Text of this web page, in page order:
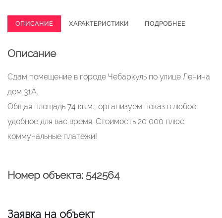
ОПИСАНИЕ ХАРАКТЕРИСТИКИ ПОДРОБНЕЕ
Описание
Сдам помещение в городе Чебаркуль по улице Ленина
дом 31А.
Общая площадь 74 кв.м., организуем показ в любое
удобное для вас время. Стоимость 20 000 плюс
коммунальные платежи!
Номер объекта: 542564
Заявка на объект